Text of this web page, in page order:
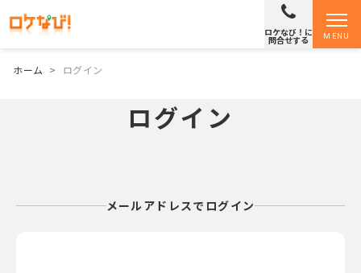
MENU
ロケなび！に
問合せする
ホーム > ログイン
ログイン
メールアドレスでログイン